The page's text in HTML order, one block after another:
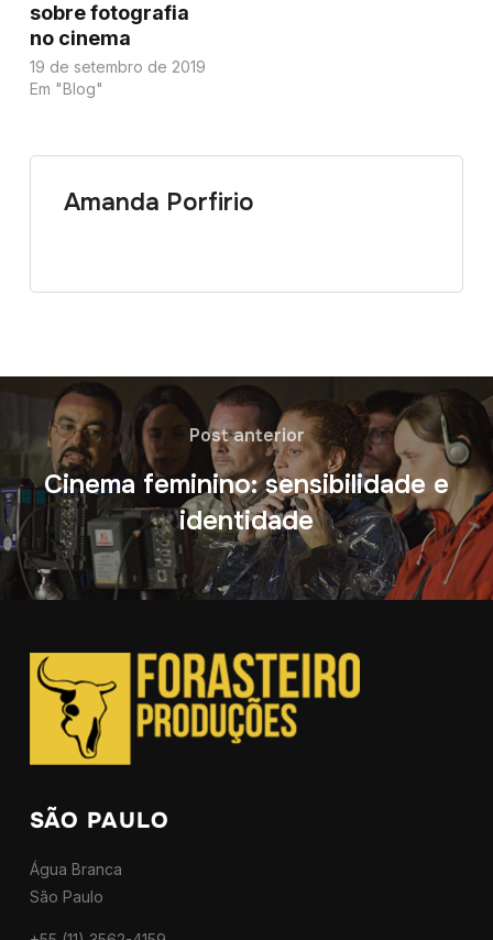
sobre fotografia
no cinema
19 de setembro de 2019
Em "Blog"
Amanda Porfirio
Post anterior
Cinema feminino: sensibilidade e
identidade
SÃO PAULO
Água Branca
São Paulo